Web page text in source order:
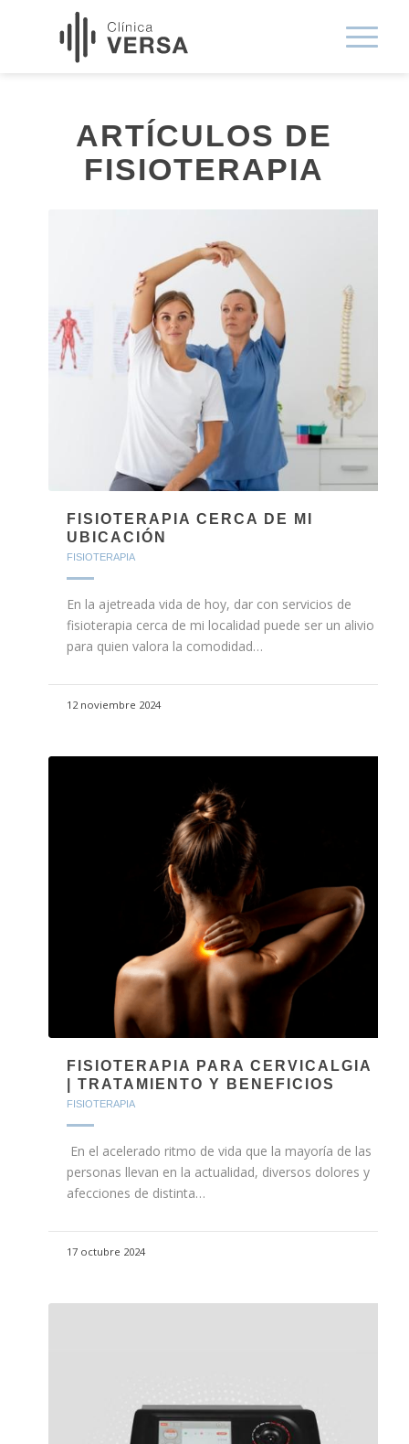
ARTÍCULOS DE
FISIOTERAPIA
FISIOTERAPIA CERCA DE MI
UBICACIÓN
FISIOTERAPIA
En la ajetreada vida de hoy, dar con servicios de
fisioterapia cerca de mi localidad puede ser un alivio
para quien valora la comodidad…
12 noviembre 2024
FISIOTERAPIA PARA CERVICALGIA
| TRATAMIENTO Y BENEFICIOS
FISIOTERAPIA
En el acelerado ritmo de vida que la mayoría de las
personas llevan en la actualidad, diversos dolores y
afecciones de distinta…
17 octubre 2024